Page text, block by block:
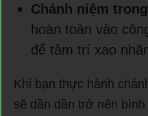
Chánh niệm
hoàn toàn vào
để tâm trí xao
Khi bạn thực hành
sẽ dần dần trở nên